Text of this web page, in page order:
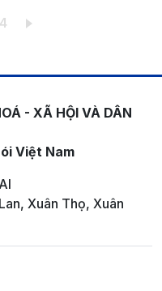
Trang
4
- XÃ HỘI VÀ DÂN
Việt Nam
Xuân Thọ, Xuân